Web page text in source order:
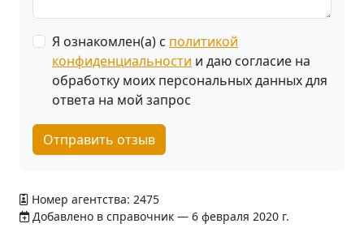
Я ознакомлен(а) с политикой
конфиденциальности и даю согласие на
обработку моих персональных данных для
ответа на мой запрос
Отправить отзыв
Номер агентства: 2475
Добавлено в справочник — 6 февраля 2020 г.